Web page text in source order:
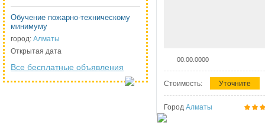
Обучение пожарно-техническому
минимуму
город: Алматы
Открытая дата
Все бесплатные объявления
00.00.0000
Стоимость: Уточните
Город Алматы